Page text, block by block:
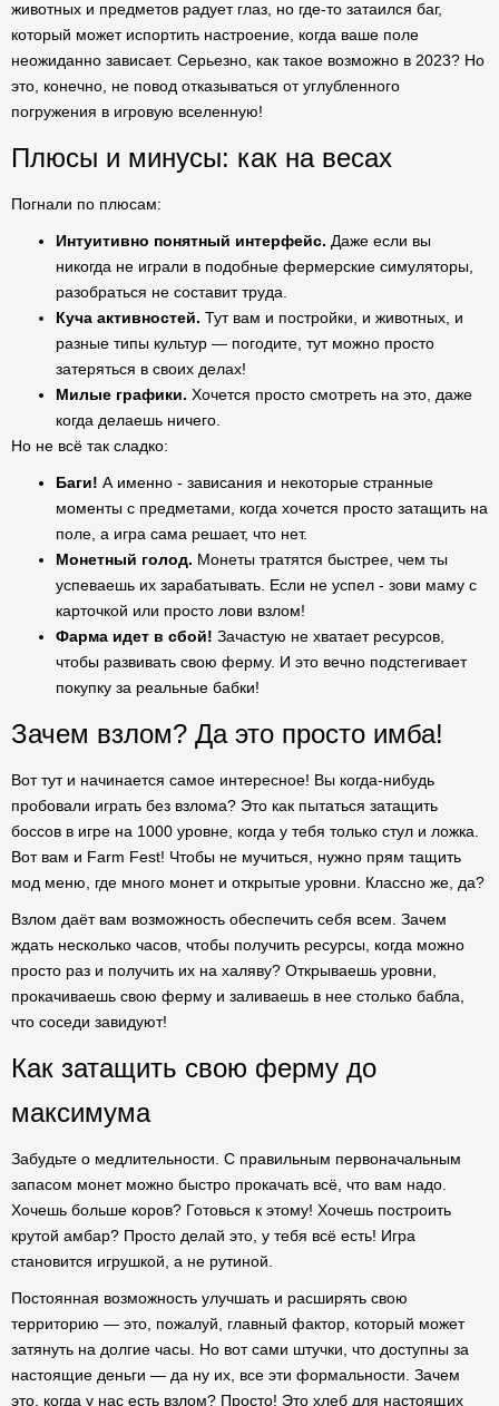
животных и предметов радует глаз, но где-то затаился баг,
который может испортить настроение, когда ваше поле
неожиданно зависает. Серьезно, как такое возможно в 2023? Но
это, конечно, не повод отказываться от углубленного
погружения в игровую вселенную!
Плюсы и минусы: как на весах
Погнали по плюсам:
Интуитивно понятный интерфейс. Даже если вы
никогда не играли в подобные фермерские симуляторы,
разобраться не составит труда.
Куча активностей. Тут вам и постройки, и животных, и
разные типы культур — погодите, тут можно просто
затеряться в своих делах!
Милые графики. Хочется просто смотреть на это, даже
когда делаешь ничего.
Но не всё так сладко:
Баги! А именно - зависания и некоторые странные
моменты с предметами, когда хочется просто затащить на
поле, а игра сама решает, что нет.
Монетный голод. Монеты тратятся быстрее, чем ты
успеваешь их зарабатывать. Если не успел - зови маму с
карточкой или просто лови взлом!
Фарма идет в сбой! Зачастую не хватает ресурсов,
чтобы развивать свою ферму. И это вечно подстегивает
покупку за реальные бабки!
Зачем взлом? Да это просто имба!
Вот тут и начинается самое интересное! Вы когда-нибудь
пробовали играть без взлома? Это как пытаться затащить
боссов в игре на 1000 уровне, когда у тебя только стул и ложка.
Вот вам и Farm Fest! Чтобы не мучиться, нужно прям тащить
мод меню, где много монет и открытые уровни. Классно же, да?
Взлом даёт вам возможность обеспечить себя всем. Зачем
ждать несколько часов, чтобы получить ресурсы, когда можно
просто раз и получить их на халяву? Открываешь уровни,
прокачиваешь свою ферму и заливаешь в нее столько бабла,
что соседи завидуют!
Как затащить свою ферму до
максимума
Забудьте о медлительности. С правильным первоначальным
запасом монет можно быстро прокачать всё, что вам надо.
Хочешь больше коров? Готовься к этому! Хочешь построить
крутой амбар? Просто делай это, у тебя всё есть! Игра
становится игрушкой, а не рутиной.
Постоянная возможность улучшать и расширять свою
территорию — это, пожалуй, главный фактор, который может
затянуть на долгие часы. Но вот сами штучки, что доступны за
настоящие деньги — да ну их, все эти формальности. Зачем
это, когда у нас есть взлом? Просто! Это хлеб для настоящих